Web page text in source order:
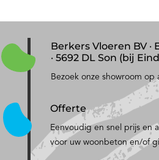
Berkers Vloeren BV
· 5692 DL Son (bij
Bezoek onze showroom op
Offerte
Eenvoudig en snel prijs en
voor uw woonbeton en/of